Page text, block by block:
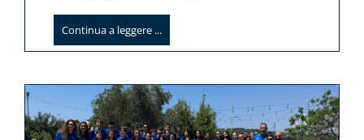
Continua a leggere ...